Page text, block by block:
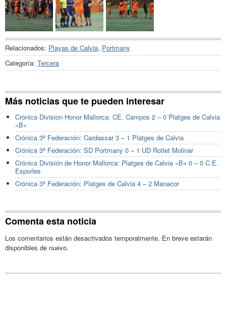
Relacionados: Playas de Calvia, Portmany
Categoría: Tercera
Más noticias que te pueden interesar
Crónica Division Honor Mallorca: CE. Campos 2 – 0 Platges de Calvia
«B»
Crónica 3ª Federación: Cardassar 3 – 1 Platges de Calvia
Crónica 3ª Federación: SD Portmany 0 – 1 UD Rotlet Molinar
Crónica División de Honor Mallorca: Platges de Calvia «B» 0 – 0 C.E.
Esporles
Crónica 3ª Federación: Platges de Calvia 4 – 2 Manacor
Comenta esta noticia
Los comentarios están desactivados temporalmente. En breve estarán
disponibles de nuevo.